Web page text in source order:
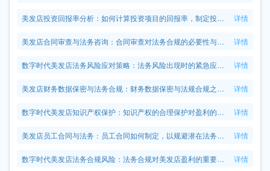
美发店投资回报率分析：如何计算投资项目的回报率，制定投资决策？ 详情
美发店合同审查与法务咨询：合同审查对法务合规的必要性与操作方法。 详情
数字时代美发店法务风险应对策略：法务风险出现时的紧急应对措施。 详情
美发店财务数据保密与法务合规：财务数据保密与法规合规之间的平衡。 详情
数字时代美发店知识产权保护：知识产权的合理保护对盈利的保障。 详情
美发店员工合同与法务：员工合同如何制定，以规避潜在法务风险？ 详情
数字时代美发店法务合规风险：法务合规对美发店盈利的重要性。 详情